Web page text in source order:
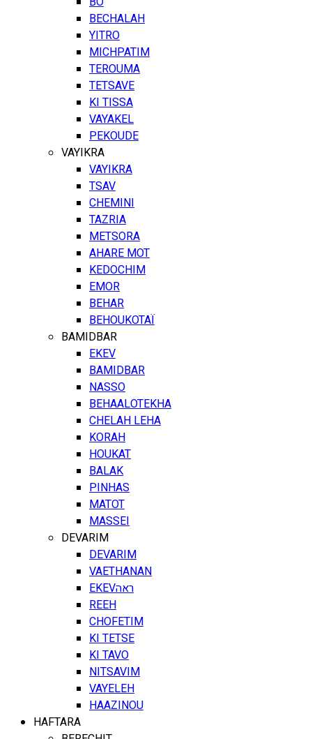
BECHALAH
YITRO
MICHPATIM
TEROUMA
TETSAVE
KI TISSA
VAYAKEL
PEKOUDE
VAYIKRA
VAYIKRA
TSAV
CHEMINI
TAZRIA
METSORA
AHARE MOT
KEDOCHIM
EMOR
BEHAR
BEHOUKOTAÏ
BAMIDBAR
EKEV
BAMIDBAR
NASSO
BEHAALOTEKHA
CHELAH LEHA
KORAH
HOUKAT
BALAK
PINHAS
MATOT
MASSEI
DEVARIM
DEVARIM
VAETHANAN
EKEVראה
REEH
CHOFETIM
KI TETSE
KI TAVO
NITSAVIM
VAYELEH
HAAZINOU
HAFTARA